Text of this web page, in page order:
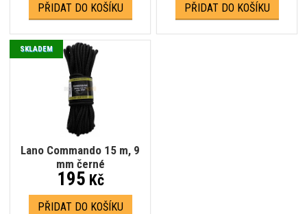
PŘIDAT DO KOŠÍKU PŘIDAT DO KOŠÍKU
Lano Commando 15 m, 9
mm černé
SKLADEM
195 Kč
PŘIDAT DO KOŠÍKU